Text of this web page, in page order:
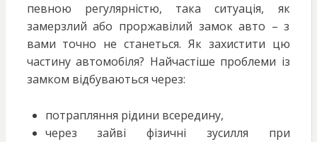
певною регулярністю, така ситуація, як
замерзлий або проржавілий замок авто – з
вами точно не станеться. Як захистити цю
частину автомобіля? Найчастіше проблеми із
замком відбуваються через:
потрапляння рідини всередину,
через зайві фізичні зусилля при